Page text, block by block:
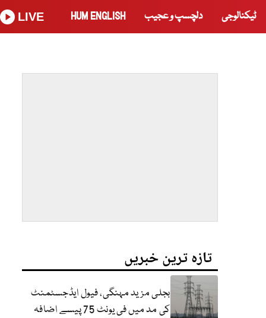
ٹیکنالوجی دلچسپ و عجیب HUM ENGLISH
LIVE
تازہ ترین خبریں
بجلی مزید مہنگی، فیول ایڈجسٹمنٹ
کی مد میں فی یونٹ 75 پیسے اضافہ